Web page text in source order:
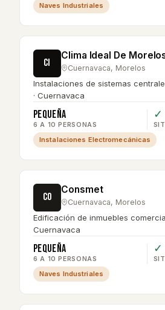
Naves Industriales
CI
Clima Ideal De
Cuernavaca, Morelos
Instalaciones de sistemas
· Cuernavaca
Pequeña
6 A 10 PERSONAS
✓
Instalaciones Electromecánicas
CO
Consmet
Cuernavaca, Morelos
Edificación de inmuebles
Cuernavaca
Pequeña
6 A 10 PERSONAS
✓
Naves Industriales